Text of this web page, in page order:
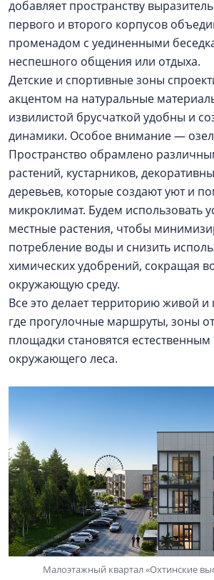
добавляет пространству
первого и второго корпусов
променадом с уединенными
неспешного общения или отдыха.
Детские и спортивные зоны
акцентом на натуральные
извилистой брусчаткой удобны и
динамики. Особое внимание —
Пространство обрамлено
растений, кустарников,
деревьев, которые создают уют и
микроклимат. Будем использовать
местные растения, чтобы
потребление воды и снизить
химических удобрений, сокращая
окружающую среду.
Все это делает территорию живой
где прогулочные маршруты, зоны
площадки становятся
окружающего леса.
Малоэтажный квартал «Охтинские